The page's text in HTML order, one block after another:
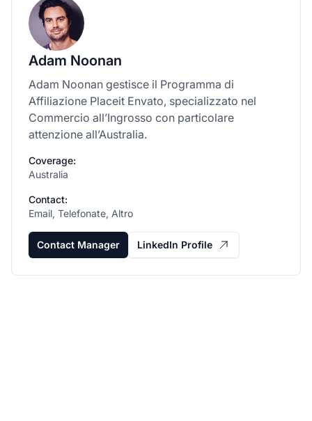
Adam Noonan
Adam Noonan gestisce il Programma di
Affiliazione Placeit Envato, specializzato nel
Commercio all’Ingrosso con particolare
attenzione all’Australia.
Coverage:
Australia
Contact:
Email, Telefonate, Altro
Contact Manager LinkedIn Profile